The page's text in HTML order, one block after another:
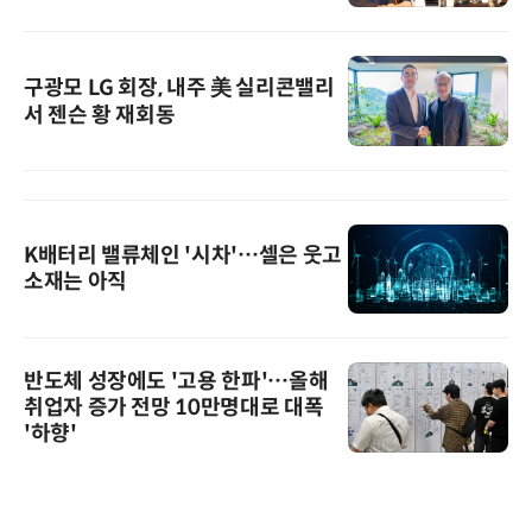
구광모 LG 회장, 내주 美 실리콘밸리
서 젠슨 황 재회동
K배터리 밸류체인 '시차'…셀은 웃고
소재는 아직
반도체 성장에도 '고용 한파'…올해
취업자 증가 전망 10만명대로 대폭
'하향'